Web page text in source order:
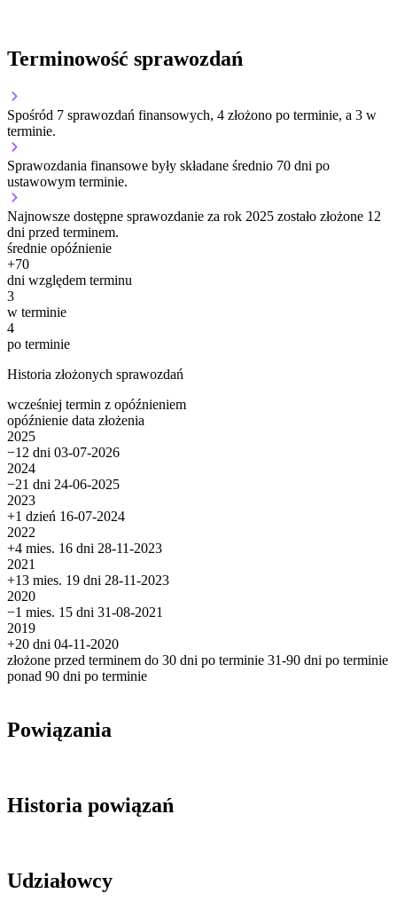
Terminowość sprawozdań
Spośród 7 sprawozdań finansowych, 4 złożono po terminie, a 3 w
terminie.
Sprawozdania finansowe były składane średnio 70 dni po
ustawowym terminie.
Najnowsze dostępne sprawozdanie za rok 2025 zostało złożone 12
dni przed terminem.
średnie opóźnienie
+70
dni względem terminu
3
w terminie
4
po terminie
Historia złożonych sprawozdań
wcześniej termin z opóźnieniem
opóźnienie data złożenia
2025
−12 dni 03-07-2026
2024
−21 dni 24-06-2025
2023
+1 dzień 16-07-2024
2022
+4 mies. 16 dni 28-11-2023
2021
+13 mies. 19 dni 28-11-2023
2020
−1 mies. 15 dni 31-08-2021
2019
+20 dni 04-11-2020
złożone przed terminem do 30 dni po terminie 31-90 dni po terminie
ponad 90 dni po terminie
Powiązania
Historia powiązań
Udziałowcy